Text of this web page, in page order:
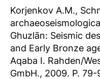
Korjenkov A.M.,
Ghuzlān: Seismic
and Early Bronze
Aqaba I. Rahden/
GmbH., 2009. P.